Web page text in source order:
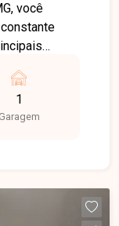
você
diversos
qualidade
1
Garagem